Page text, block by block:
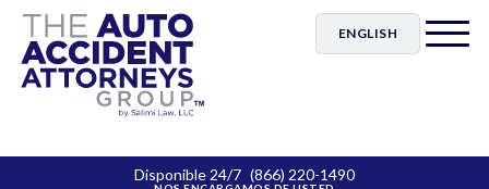
ENGLISH
Disponible 24/7 (866) 220-1490